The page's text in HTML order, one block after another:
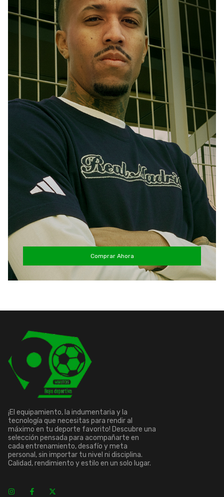
Comprar Ahora
¡El equipamiento, la indumentaria y la
tecnología que necesitas para rendir al
máximo en tu deporte favorito! Descubre una
selección pensada para acompañarte en
cada entrenamiento, desafío y meta
personal, sin importar tu nivel ni disciplina.
Calidad, rendimiento y estilo en un solo lugar.